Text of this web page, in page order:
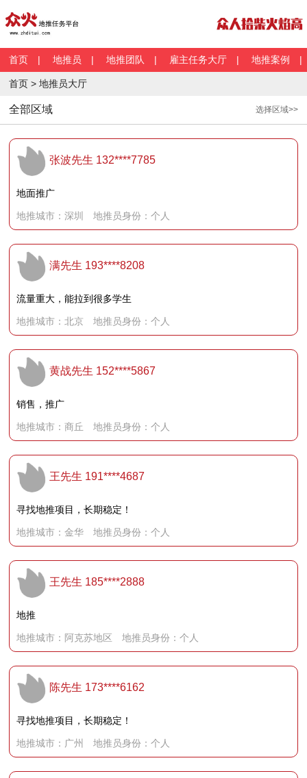
首页 |地推员 |地推团队 | 雇主任务大厅 |地推案例
首页 > 地推员大厅
选择区域>>
全部区域
张波先生 132****7785
地面推广
地推城市：深圳 地推员身份：个人
满先生 193****8208
流量重大，能拉到很多学生
地推城市：北京 地推员身份：个人
黄战先生 152****5867
销售，推广
地推城市：商丘 地推员身份：个人
王先生 191****4687
寻找地推项目，长期稳定！
地推城市：金华 地推员身份：个人
王先生 185****2888
地推
地推城市：阿克苏地区 地推员身份：个人
陈先生 173****6162
寻找地推项目，长期稳定！
地推城市：广州 地推员身份：个人